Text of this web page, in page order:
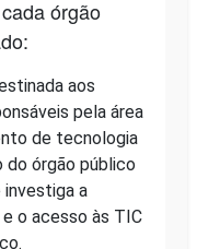
órgão
aos
pela área
de tecnologia
do órgão público
a
o acesso às TIC